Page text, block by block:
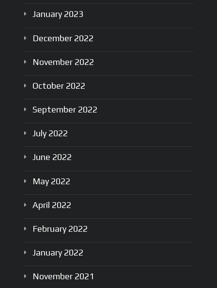
January 2023
December 2022
November 2022
October 2022
September 2022
July 2022
June 2022
May 2022
April 2022
February 2022
January 2022
November 2021